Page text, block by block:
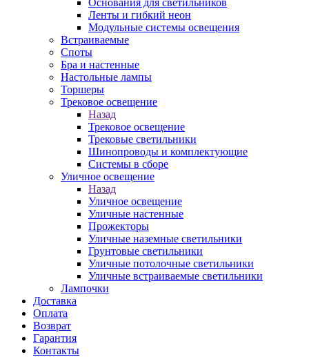
Основания для светильников
Ленты и гибкий неон
Модульные системы освещения
Встраиваемые
Споты
Бра и настенные
Настольные лампы
Торшеры
Трековое освещение
Назад
Трековое освещение
Трековые светильники
Шинопроводы и комплектующие
Системы в сборе
Уличное освещение
Назад
Уличное освещение
Уличные настенные
Прожекторы
Уличные наземные светильники
Грунтовые светильники
Уличные потолочные светильники
Уличные встраиваемые светильники
Лампочки
Доставка
Оплата
Возврат
Гарантия
Контакты